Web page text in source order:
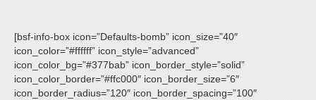
[bsf-info-box icon=”Defaults-bomb” icon_size=”40″
icon_color=”#ffffff” icon_style=”advanced”
icon_color_bg=”#377bab” icon_border_style=”solid”
icon_color_border=”#ffc000″ icon_border_size=”6″
icon_border_radius=”120″ icon_border_spacing=”100″